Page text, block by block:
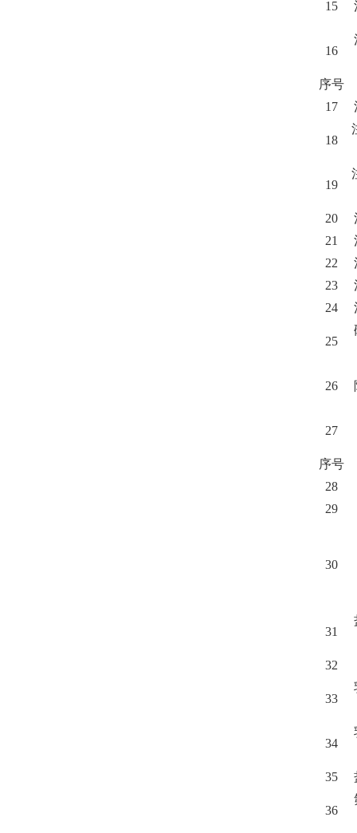
15
16
序号
17
18
19
20
21
22
23
24
25
26
27
序号
28
29
30
31
32
33
34
35
36